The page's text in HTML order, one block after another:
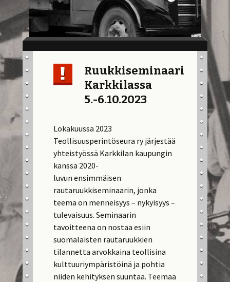
Ruukkiseminaari
Karkkilassa
5.-6.10.2023
Lokakuussa 2023
Teollisuusperintöseura ry järjestää
yhteistyössä Karkkilan kaupungin
kanssa 2020-
luvun ensimmäisen
rautaruukkiseminaarin, jonka
teema on menneisyys – nykyisyys –
tulevaisuus. Seminaarin
tavoitteena on nostaa esiin
suomalaisten rautaruukkien
tilannetta arvokkaina teollisina
kulttuuriympäristöinä ja pohtia
niiden kehityksen suuntaa. Teemaa